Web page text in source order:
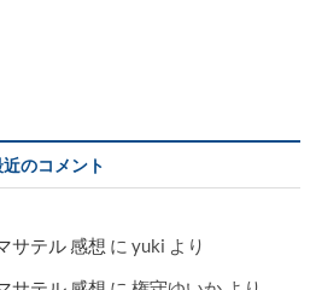
のコメント
サテル 感想 にyuki より